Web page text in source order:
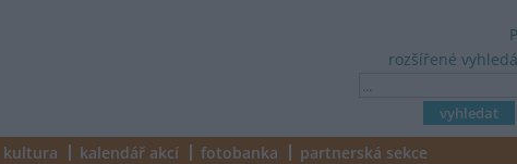
rozšířené
kultura kalendář akcí fotobanka partnerská sekce